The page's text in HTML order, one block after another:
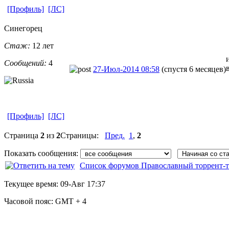
[Профиль] [ЛС]
Синегорец
Стаж: 12 лет
Сообщений: 4
27-Июл-2014 08:58 (спустя 6 месяцев)
[Профиль] [ЛС]
Страница 2 из 2Страницы: Пред. 1 , 2
Показать сообщения:
Список форумов Православный торрент-
Текущее время: 09-Авг 17:37
Часовой пояс: GMT + 4